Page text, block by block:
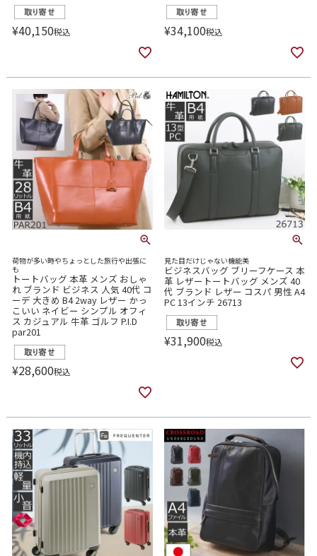
¥40,150税込 ¥34,100税込
荷物が多い時やちょっとした旅行や出張に
も
トートバッグ 本革 メンズ おしゃ
れ ブランド ビジネス 人気 40代 コ
ーデ 大きめ B4 2way レザー かっ
こいい ネイビー シンプル オフィ
ス カジュアル 牛革 ゴルフ P.I.D
par201
¥28,600税込
見た目だけじゃない機能美
ビジネスバッグ ブリーフケース 本
革 レザートートバッグ メンズ 40
代 ブランド レザー コスパ 男性 A4
PC 13インチ 26713
¥31,900税込